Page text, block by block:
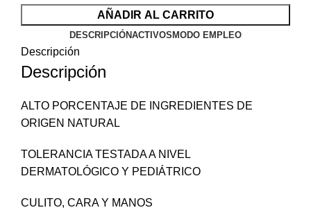
AÑADIR AL CARRITO
DESCRIPCIÓNACTIVOS MODO EMPLEO
Descripción
Descripción
ALTO PORCENTAJE DE INGREDIENTES DE
ORIGEN NATURAL
TOLERANCIA TESTADA A NIVEL
DERMATOLÓGICO Y PEDIÁTRICO
CULITO, CARA Y MANOS